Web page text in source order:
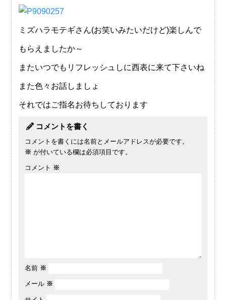
ミズハラモテギさん(お笑いみたいだけど)楽しんで
もらえましたか～
またいつでもリフレッシュしに西表に来て下さいね
また色々お話しましょ
それではご指名お待ちしております
コメントを書く
コメントを書くには名前とメールアドレスが必要です。
※ が付いている欄は必須項目です。
コメント ※
名前 ※
メール ※